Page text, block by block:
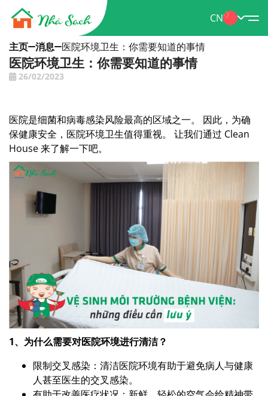
CN
主页 消息 医院环境卫生：你需要知道的事情
医院环境卫生：你需要知道的事情
26/02/2023
医院是细菌和病毒感染风险最高的区域之一。 因此，为确
保健康安全，医院环境卫生值得重视。 让我们通过 Clean
House 来了解一下吧。
1、为什么需要对医院环境进行清洁？
限制交叉感染：清洁医院环境有助于避免病人与健康
人甚至医生的交叉感染。